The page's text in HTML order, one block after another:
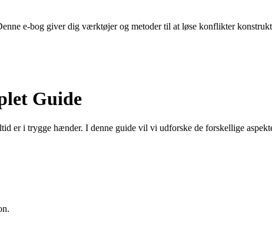
e-bog giver dig værktøjer og metoder til at løse konflikter
Guide
er i trygge hænder. I denne guide vil vi udforske de forskellige